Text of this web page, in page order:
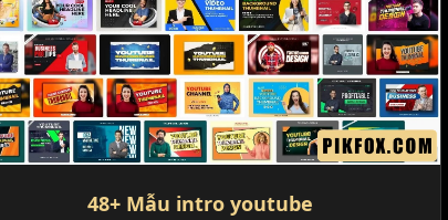
48+ Mẫu intro youtube